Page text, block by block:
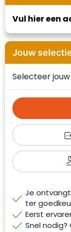
Waterman
Vul hier een
Jouw
Selecteer
Je
ter
Eerst
Snel
website in
van klanten